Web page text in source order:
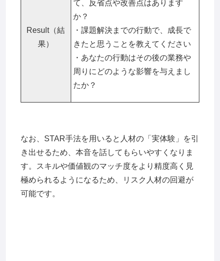
Result（結
果）
て、反省点や改善点はあります
か？
・課題解決までの行動で、成長で
きたと思うことを教えてください
・あなたの行動はその後の業務や
周りにどのような影響を与えまし
たか？
なお、STAR手法を用いると人材の「実体験」を引
き出せるため、本音を話してもらいやすくなりま
す。スキルや価値観のマッチ度をより精度高く見
極められるようになるため、リスク人材の回避が
可能です。